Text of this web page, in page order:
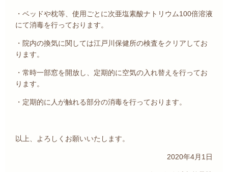
・ベッドや枕等、使用ごとに次亜塩素酸ナトリウム100倍溶液
にて消毒を行っております。
・院内の換気に関しては江戸川保健所の検査をクリアしてお
ります。
・常時一部窓を開放し、定期的に空気の入れ替えを行ってお
ります。
・定期的に人が触れる部分の消毒を行っております。
以上、よろしくお願いいたします。
2020年4月1日